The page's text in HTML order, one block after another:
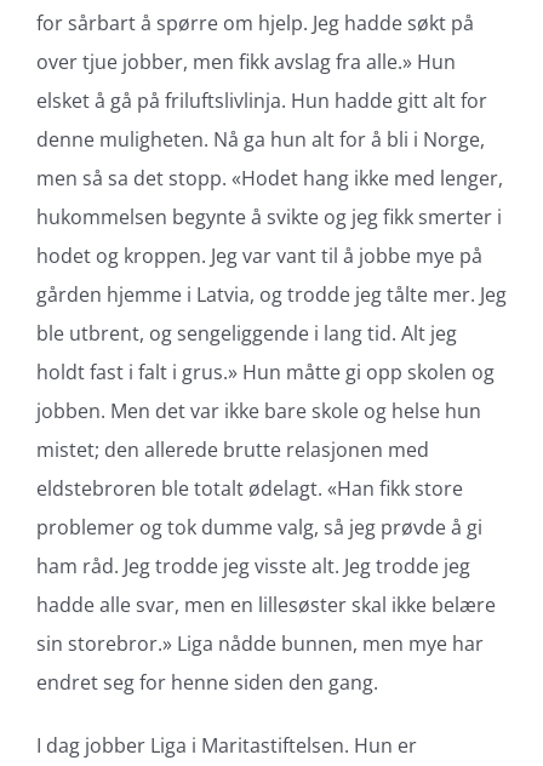
for sårbart å spørre om hjelp. Jeg hadde søkt på
over tjue jobber, men fikk avslag fra alle.» Hun
elsket å gå på friluftslivlinja. Hun hadde gitt alt for
denne muligheten. Nå ga hun alt for å bli i Norge,
men så sa det stopp. «Hodet hang ikke med lenger,
hukommelsen begynte å svikte og jeg fikk smerter i
hodet og kroppen. Jeg var vant til å jobbe mye på
gården hjemme i Latvia, og trodde jeg tålte mer. Jeg
ble utbrent, og sengeliggende i lang tid. Alt jeg
holdt fast i falt i grus.» Hun måtte gi opp skolen og
jobben. Men det var ikke bare skole og helse hun
mistet; den allerede brutte relasjonen med
eldstebroren ble totalt ødelagt. «Han fikk store
problemer og tok dumme valg, så jeg prøvde å gi
ham råd. Jeg trodde jeg visste alt. Jeg trodde jeg
hadde alle svar, men en lillesøster skal ikke belære
sin storebror.» Liga nådde bunnen, men mye har
endret seg for henne siden den gang.
I dag jobber Liga i Maritastiftelsen. Hun er